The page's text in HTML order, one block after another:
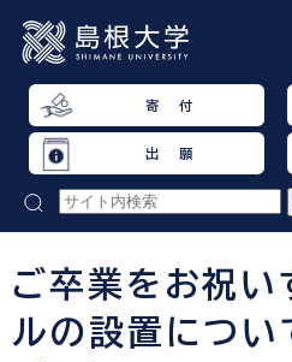
寄 付
出 願
ご卒業をお祝い
ルの設置につい